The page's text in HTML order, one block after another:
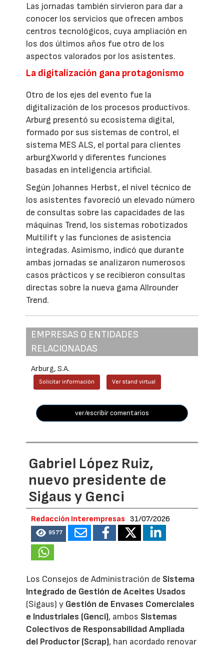
Las jornadas también sirvieron para dar a
conocer los servicios que ofrecen ambos
centros tecnológicos, cuya ampliación en
los dos últimos años fue otro de los
aspectos valorados por los asistentes.
La digitalización gana protagonismo
Otro de los ejes del evento fue la
digitalización de los procesos productivos.
Arburg presentó su ecosistema digital,
formado por sus sistemas de control, el
sistema MES ALS, el portal para clientes
arburgXworld y diferentes funciones
basadas en inteligencia artificial.
Según Johannes Herbst, el nivel técnico de
los asistentes favoreció un elevado número
de consultas sobre las capacidades de las
máquinas Trend, los sistemas robotizados
Multilift y las funciones de asistencia
integradas. Asimismo, indicó que durante
ambas jornadas se analizaron numerosos
casos prácticos y se recibieron consultas
directas sobre la nueva gama Allrounder
Trend.
EMPRESAS O ENTIDADES
RELACIONADAS
Arburg, S.A.
Solicitar información Ver stand virtual
ver/escribir comentarios
Gabriel López Ruiz,
nuevo presidente de
Sigaus y Genci
Redacción Interempresas 31/07/2026
9577
Los Consejos de Administración de Sistema
Integrado de Gestión de Aceites Usados
(Sigaus) y Gestión de Envases Comerciales
e Industriales (Genci), ambos Sistemas
Colectivos de Responsabilidad Ampliada
del Productor (Scrap), han acordado renovar